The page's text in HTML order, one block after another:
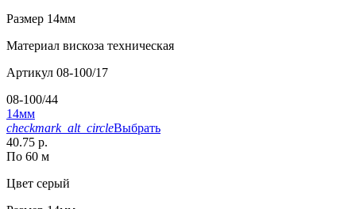
Размер 14мм
Материал вискоза техническая
Артикул 08-100/17
08-100/44
14мм
checkmark_alt_circleВыбрать
40.75 р.
По 60 м
Цвет серый